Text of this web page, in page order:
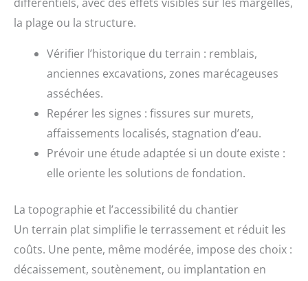
la plage ou la structure.
Vérifier l’historique du terrain : remblais,
anciennes excavations, zones marécageuses
asséchées.
Repérer les signes : fissures sur murets,
affaissements localisés, stagnation d’eau.
Prévoir une étude adaptée si un doute existe :
elle oriente les solutions de fondation.
La topographie et l’accessibilité du chantier
Un terrain plat simplifie le terrassement et réduit les
coûts. Une pente, même modérée, impose des choix :
décaissement, soutènement, ou implantation en